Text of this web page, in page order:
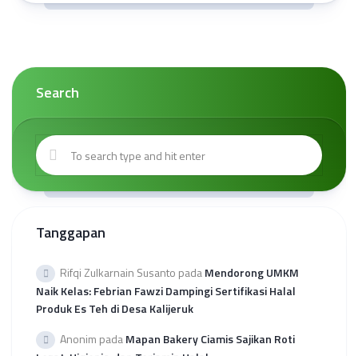
Search
Tanggapan
Rifqi Zulkarnain Susanto padaMendorong UMKM
Naik Kelas: Febrian Fawzi Dampingi Sertifikasi Halal
Produk Es Teh di Desa Kalijeruk
Anonim padaMapan Bakery Ciamis Sajikan Roti